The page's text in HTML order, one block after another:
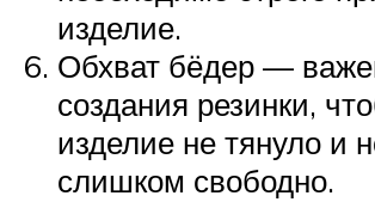
изделие.
Обхват бёдер —
создания резинки,
изделие не тянуло и
слишком свободно.